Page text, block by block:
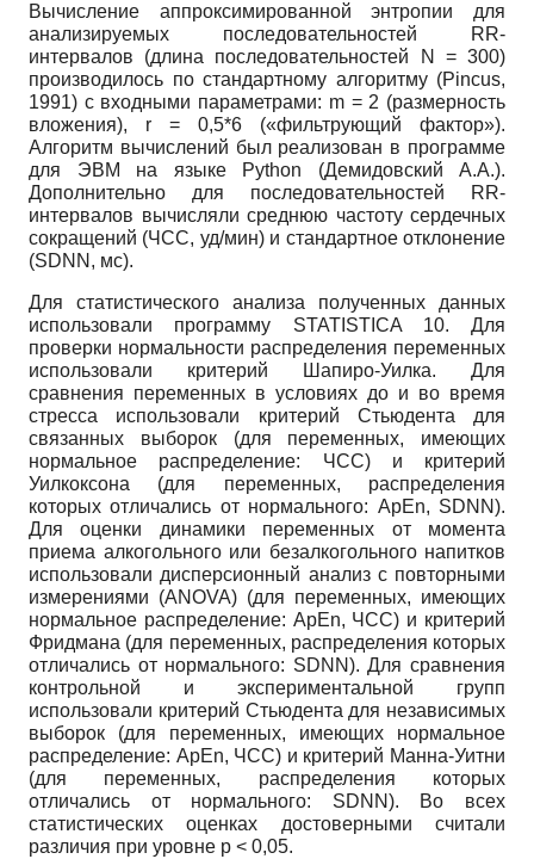
Вычисление аппроксимированной энтропии для
анализируемых последовательностей RR-
интервалов (длина последовательностей N = 300)
производилось по стандартному алгоритму (Pincus,
1991) с входными параметрами: m = 2 (размерность
вложения), r = 0,5*6 («фильтрующий фактор»).
Алгоритм вычислений был реализован в программе
для ЭВМ на языке Python (Демидовский А.А.).
Дополнительно для последовательностей RR-
интервалов вычисляли среднюю частоту сердечных
сокращений (ЧСС, уд/мин) и стандартное отклонение
(SDNN, мс).
Для статистического анализа полученных данных
использовали программу STATISTICA 10. Для
проверки нормальности распределения переменных
использовали критерий Шапиро-Уилка. Для
сравнения переменных в условиях до и во время
стресса использовали критерий Стьюдента для
связанных выборок (для переменных, имеющих
нормальное распределение: ЧСС) и критерий
Уилкоксона (для переменных, распределения
которых отличались от нормального: ApEn, SDNN).
Для оценки динамики переменных от момента
приема алкогольного или безалкогольного напитков
использовали дисперсионный анализ с повторными
измерениями (ANOVA) (для переменных, имеющих
нормальное распределение: ApEn, ЧСС) и критерий
Фридмана (для переменных, распределения которых
отличались от нормального: SDNN). Для сравнения
контрольной и экспериментальной групп
использовали критерий Стьюдента для независимых
выборок (для переменных, имеющих нормальное
распределение: ApEn, ЧСС) и критерий Манна-Уитни
(для переменных, распределения которых
отличались от нормального: SDNN). Во всех
статистических оценках достоверными считали
различия при уровне p < 0,05.